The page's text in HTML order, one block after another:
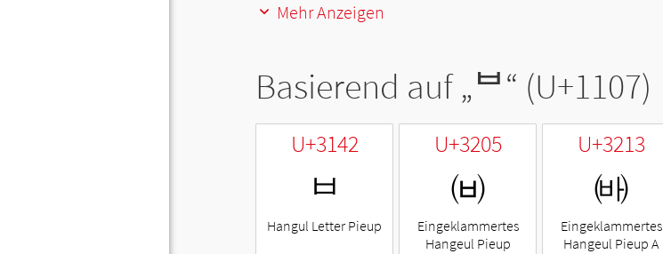
Mehr Anzeigen
Basierend auf „ᄇ“ (U+1107)
U+3142
ㅂ
Hangul Letter Pieup
U+3205
㈅
Eingeklammertes
Hangeul Pieup
U+3213
㈓
Eingeklammertes
Hangeul Pieup A